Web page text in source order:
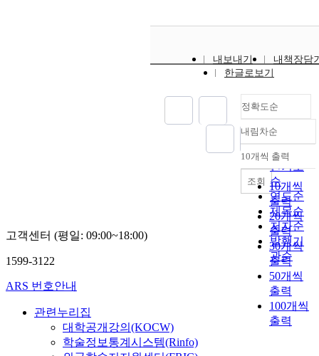
내보내기
내책장담
한글로보기
정확도순
정확도
순
인기도
순
연도순
제목순
저자순
발행기
관순
내림차순
내림차순
10개씩 출력
10개씩
출력
20개씩
출력
30개씩
출력
50개씩
출력
100개씩
출력
조회
고객센터 (평일: 09:00~18:00)
1599-3122
ARS 번호안내
관련누리집
대학공개강의(KOCW)
학술정보통계시스템(Rinfo)